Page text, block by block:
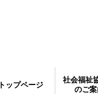
トップページ
社会福祉
のご